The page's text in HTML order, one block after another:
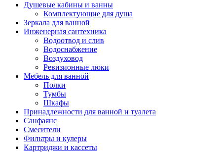
Душевые кабины и ванны
Комплектующие для душа
Зеркала для ванной
Инженерная сантехника
Водоотвод и слив
Водоснабжение
Воздуховод
Ревизионные люки
Мебель для ванной
Полки
Тумбы
Шкафы
Принадлежности для ванной и туалета
Санфаянс
Смесители
Фильтры и кулеры
Картриджи и кассеты